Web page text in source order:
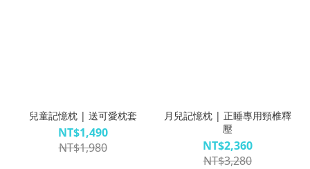
兒童記憶枕 | 送可愛枕套
NT$1,490
NT$1,980
月兒記憶枕 | 正睡專用頸椎釋
壓
NT$2,360
NT$3,280